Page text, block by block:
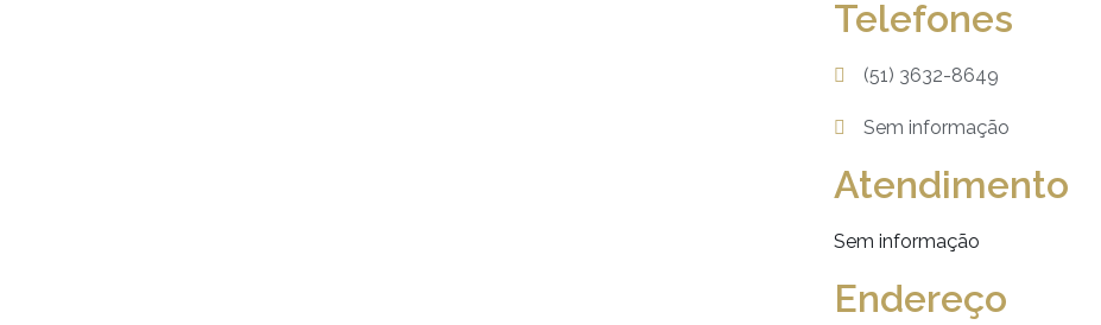
Telefones
(51) 3632-8649
Sem informação
Atendimento
Sem informação
Endereço